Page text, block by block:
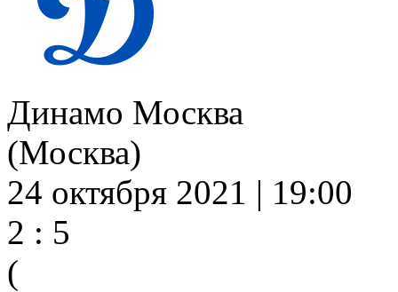
Динамо Москва
(Москва)
24 октября 2021 | 19:00
2 : 5
(